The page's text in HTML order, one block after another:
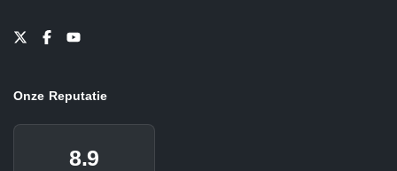
Onze Reputatie
8.9